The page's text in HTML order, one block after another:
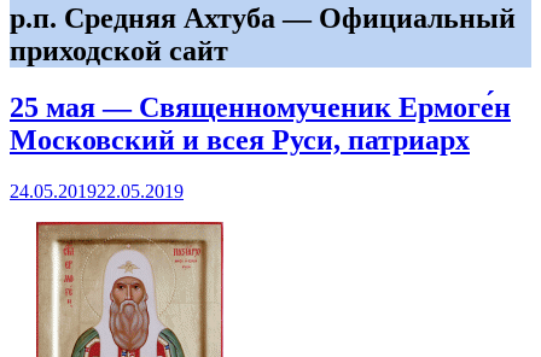
р.п. Средняя Ахтуба — Официальный
приходской сайт
25 мая — Священномученик Ермоге́н
Московский и всея Руси, патриарх
24.05.201922.05.2019